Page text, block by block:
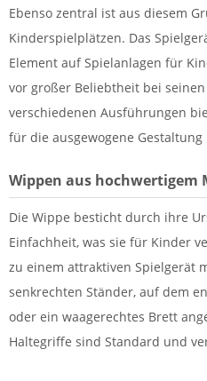
Ebenso zentral ist aus diesem
Kinderspielplätzen. Das
Element auf Spielanlagen für
vor großer Beliebtheit bei
verschiedenen Ausführungen
für die ausgewogene
Wippen aus hochwertigem
Die Wippe besticht durch ihre
Einfachheit, was sie für Kinder
zu einem attraktiven Spielgerät
senkrechten Ständer, auf dem
oder ein waagerechtes Brett
Haltegriffe sind Standard und